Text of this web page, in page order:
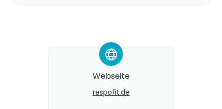
*
Webseite
respofit.de